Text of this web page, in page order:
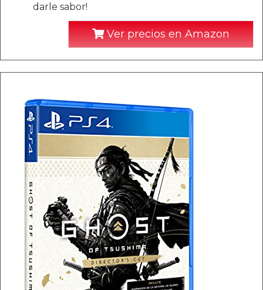
darle sabor!
Ver precios en Amazon